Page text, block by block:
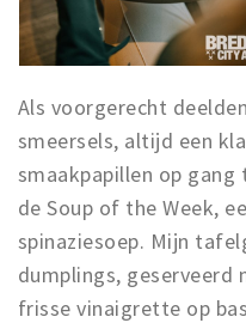
Als voorgerecht
smeersels, altijd een
smaakpapillen op gang
de Soup of the Week,
spinaziesoep. Mijn
dumplings, geserveerd
frisse vinaigrette op